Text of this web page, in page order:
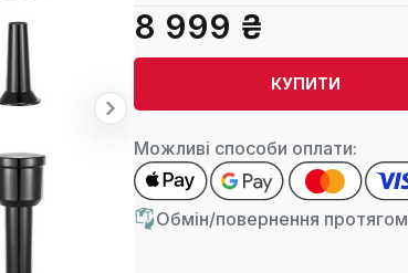
8 999 ₴
КУПИТИ
Можливі способи оплати:
Обмін/повернення протягом